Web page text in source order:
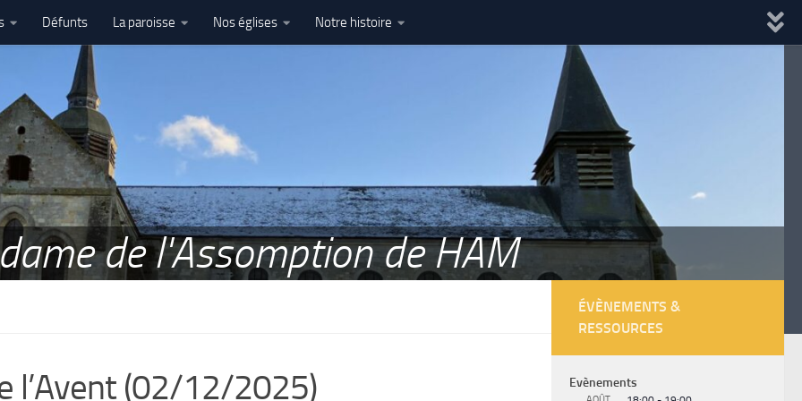
Défunts La paroisse Nos églises Notre histoire
– Ham
de l'Assomption de HAM
l’Avent (02/12/2025)
ÉVÈNEMENTS &
RESSOURCES
Evènements